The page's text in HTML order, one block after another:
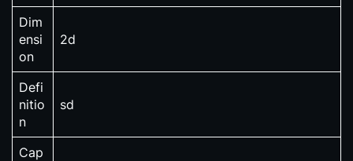
Dim
ensi
on
2d
Defi
nitio
n
sd
Cap